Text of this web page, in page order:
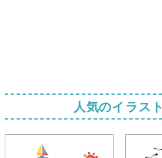
人気のイラスト